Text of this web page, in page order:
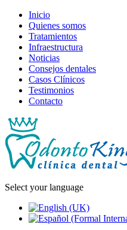
Inicio
Quienes somos
Tratamientos
Infraestructura
Noticias
Consejos dentales
Casos Clínicos
Testimonios
Contacto
Select your language